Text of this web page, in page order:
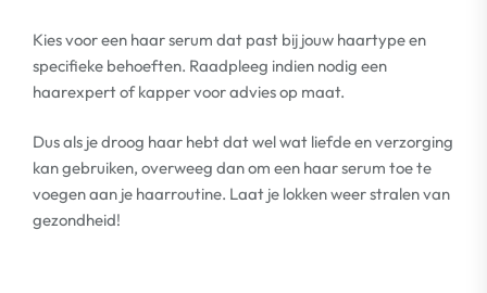
Kies voor een haar serum dat past bij jouw haartype en
specifieke behoeften. Raadpleeg indien nodig een
haarexpert of kapper voor advies op maat.
Dus als je droog haar hebt dat wel wat liefde en verzorging
kan gebruiken, overweeg dan om een haar serum toe te
voegen aan je haarroutine. Laat je lokken weer stralen van
gezondheid!